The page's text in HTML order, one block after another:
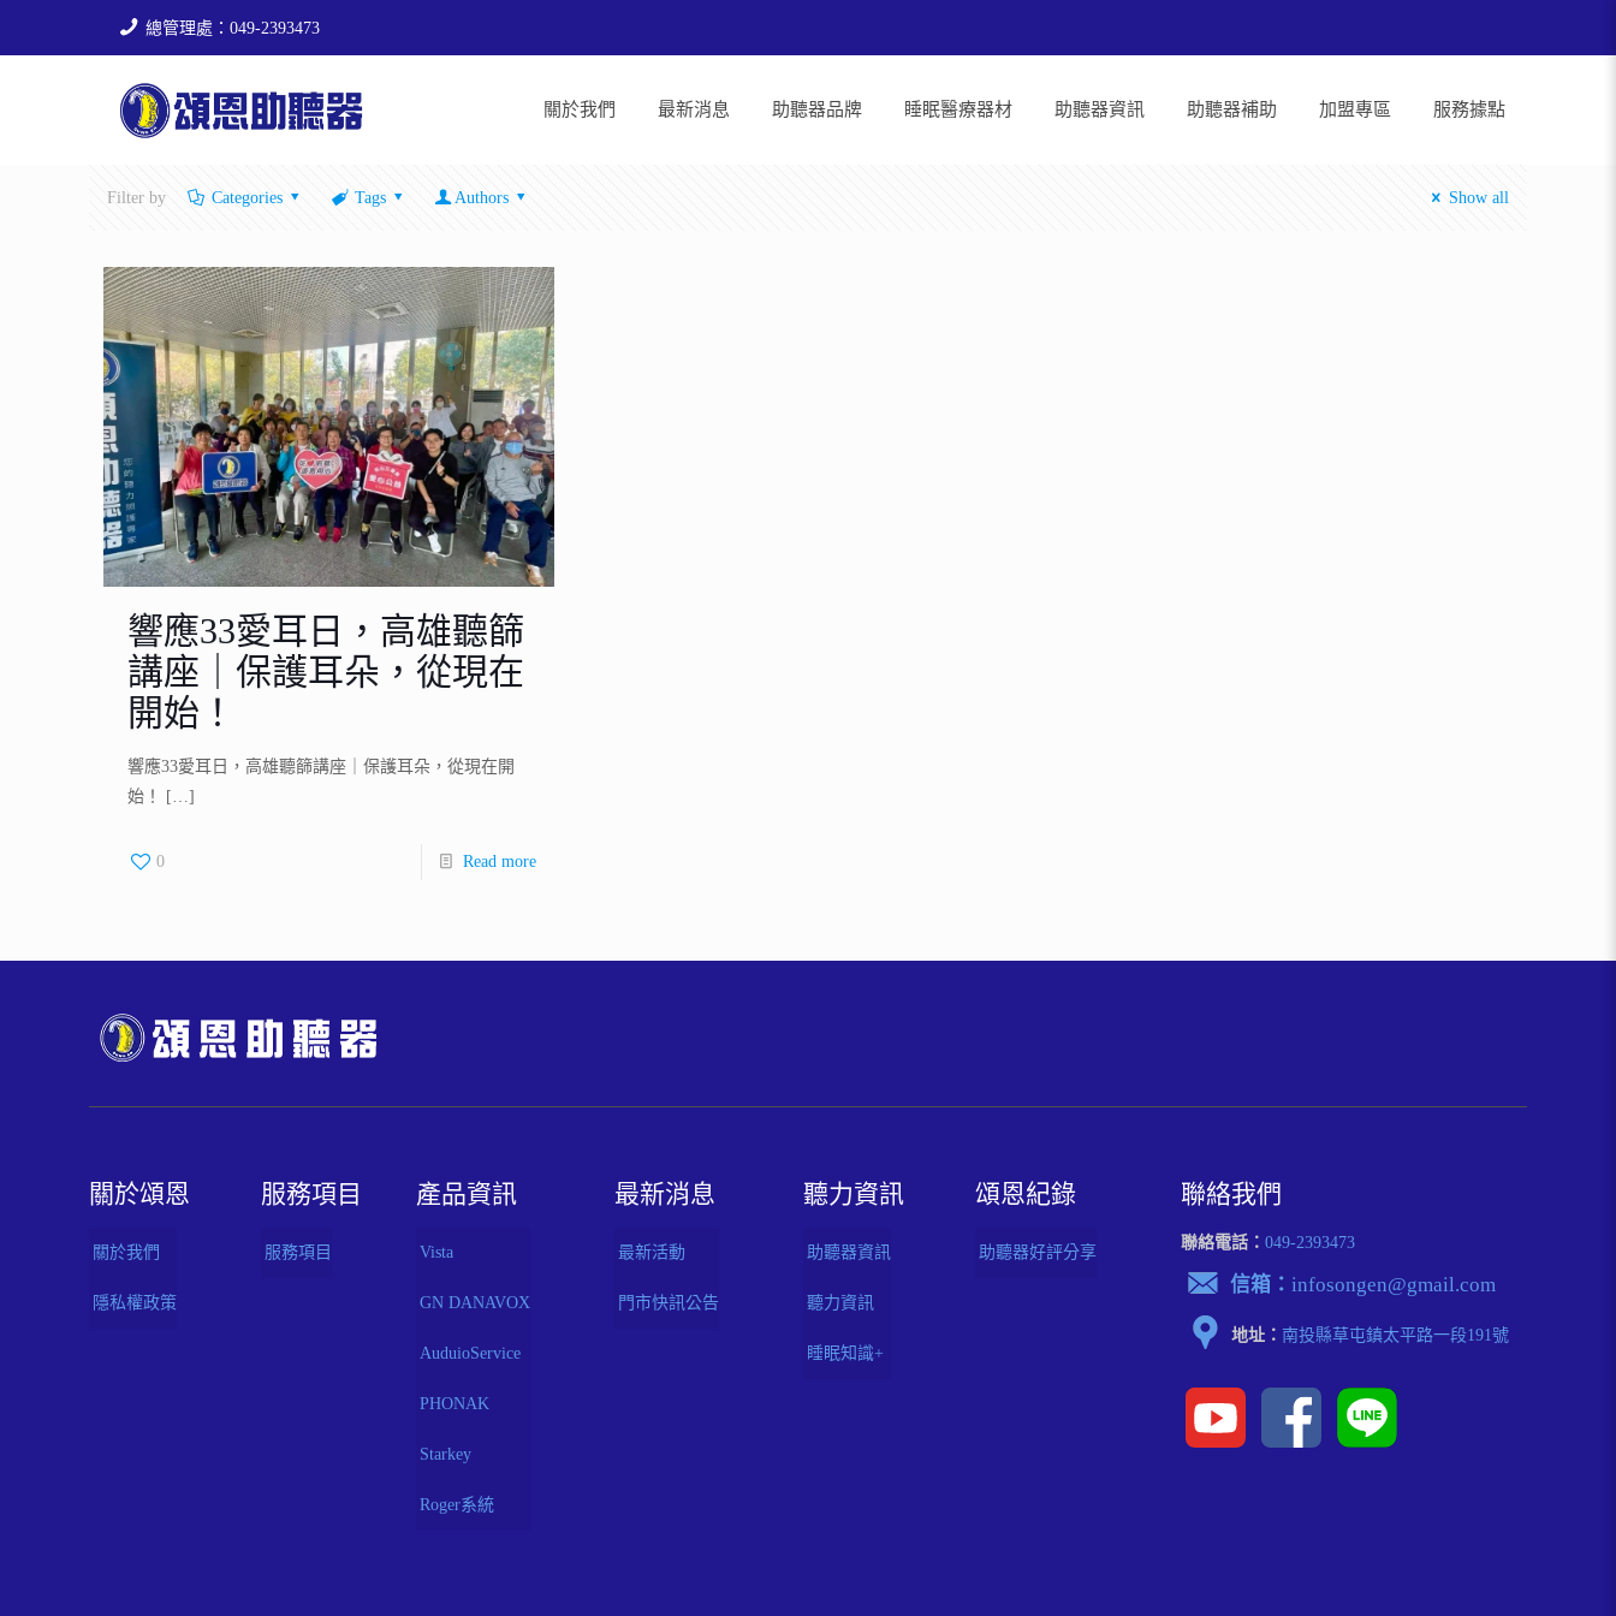
總管理處：049-2393473
關於我們 最新消息 助聽器品牌 睡眠醫療器材 助聽器資訊 助聽器補助 加盟專區 服務據點
Filter by Categories Tags Authors Show all
響應33愛耳日，高雄聽篩
講座｜保護耳朵，從現在
開始！
響應33愛耳日，高雄聽篩講座｜保護耳朵，從現在開
始！
[…]
0 Read more
關於頌恩
關於我們
隱私權政策
服務項目
服務項目
產品資訊
Vista
GN DANAVOX
AuduioService
PHONAK
Starkey
Roger系統
最新消息
最新活動
門市快訊公告
聽⼒資訊
助聽器資訊
聽力資訊
睡眠知識+
頌恩紀錄
助聽器好評分享
聯絡我們
聯絡電話：049-2393473
信箱：infosongen@gmail.com
地址： 南投縣草屯鎮太平路⼀段191號